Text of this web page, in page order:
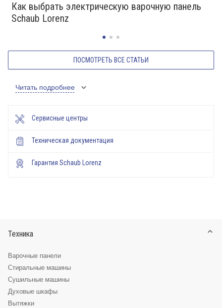
ПОСМОТРЕТЬ ВСЕ СТАТЬИ
Как выбрать электрическую варочную панель
Schaub Lorenz
Читать подробнее
Сервисные центры
Техническая документация
Гарантия Schaub Lorenz
Техника
Варочные панели
Стиральные машины
Сушильные машины
Духовые шкафы
Вытяжки